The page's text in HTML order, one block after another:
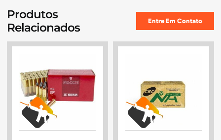
Produtos
Relacionados
Entre Em Contato